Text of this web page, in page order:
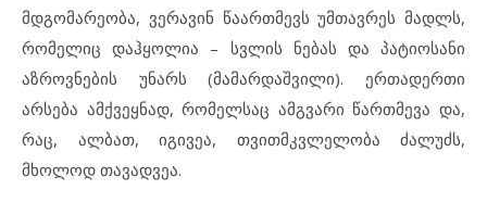
მდგომარეობა, ვერავინ წაართმევს უმთავრეს მადლს,
რომელიც დაჰყოლია – სვლის ნებას და პატიოსანი
აზროვნების უნარს (მამარდაშვილი). ერთადერთი
არსება ამქვეყნად, რომელსაც ამგვარი წართმევა და,
რაც, ალბათ, იგივეა, თვითმკვლელობა ძალუძს,
მხოლოდ თავადვეა.